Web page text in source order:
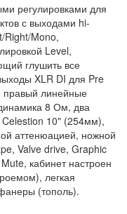
регулировками для
с выходами hi-
Right/Mono,
Level,
глушить все
XLR DI для Pre
правый линейные
8 Ом, два
10" (254мм),
аттенюацией, ножной
Valve drive, Graphic
кабинет настроен
легкая
(тополь).